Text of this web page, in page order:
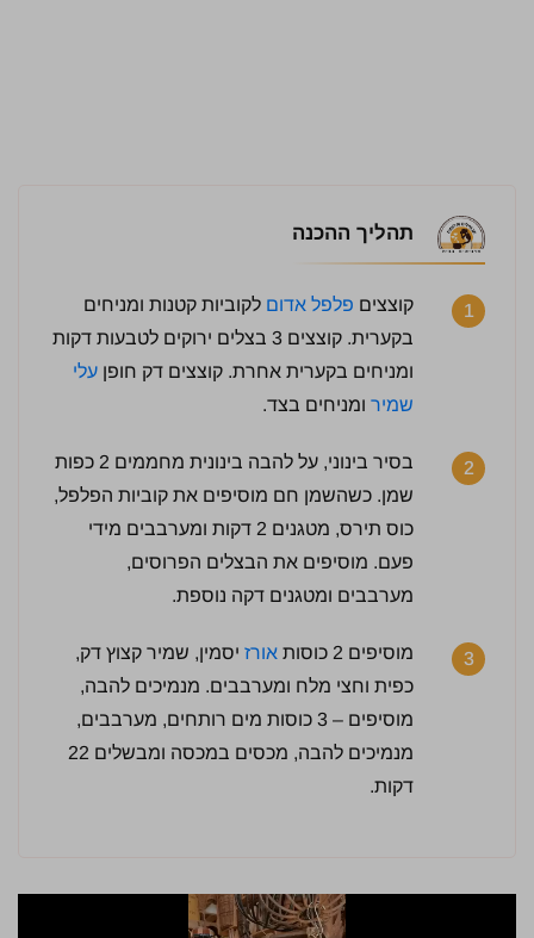
תהליך ההכנה
1 קוצצים פלפל אדום לקוביות קטנות ומניחים
בקערית. קוצצים 3 בצלים ירוקים לטבעות דקות
ומניחים בקערית אחרת. קוצצים דק חופן עלי
שמיר ומניחים בצד.
2
בסיר בינוני, על להבה בינונית מחממים 2 כפות
שמן. כשהשמן חם מוסיפים את קוביות הפלפל,
כוס תירס, מטגנים 2 דקות ומערבבים מידי
פעם. מוסיפים את הבצלים הפרוסים,
מערבבים ומטגנים דקה נוספת.
3 מוסיפים 2 כוסות אורז יסמין, שמיר קצוץ דק,
כפית וחצי מלח ומערבבים. מנמיכים להבה,
מוסיפים – 3 כוסות מים רותחים, מערבבים,
מנמיכים להבה, מכסים במכסה ומבשלים 22
דקות.
4 / 5 | 2 מדרגים